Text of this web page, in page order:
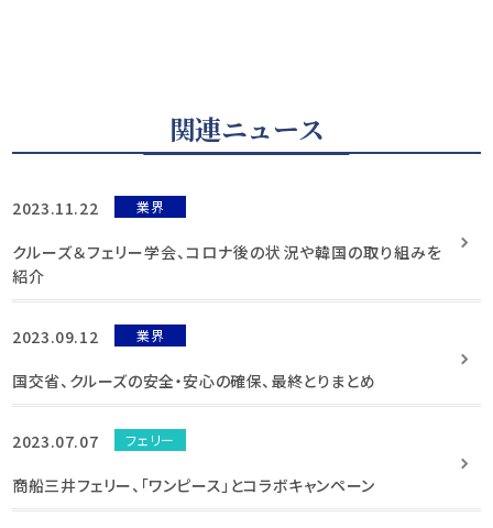
関連ニュース
2023.11.22 業界
クルーズ＆フェリー学会、コロナ後の状況や韓国の取り組みを
紹介
2023.09.12 業界
国交省、クルーズの安全・安心の確保、最終とりまとめ
2023.07.07 フェリー
商船三井フェリー、「ワンピース」とコラボキャンペーン